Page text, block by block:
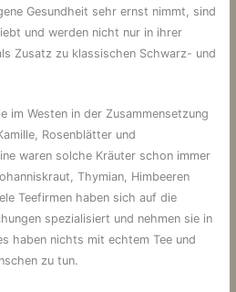
Gesundheit sehr ernst nimmt, sind
und werden nicht nur in ihrer
Zusatz zu klassischen Schwarz- und
im Westen in der Zusammensetzung
Rosenblätter und
waren solche Kräuter schon immer
Thymian, Himbeeren
Teefirmen haben sich auf die
spezialisiert und nehmen sie in
haben nichts mit echtem Tee und
zu tun.